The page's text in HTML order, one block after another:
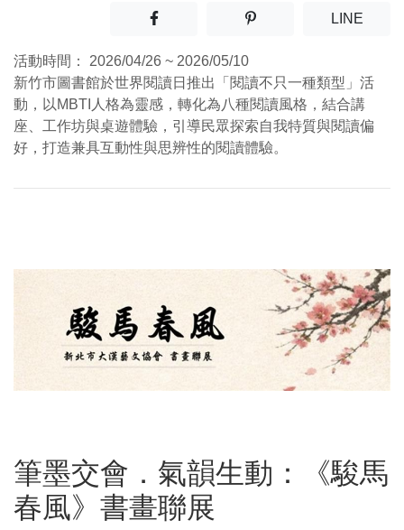
分享至facebook(另開新視窗)
分享至噗浪(另開新視窗)
LINE(另開
活動時間：
2026/04/26 ~ 2026/05/10
新竹市圖書館於世界閱讀日推出「閱讀不只一種類型」活
動，以MBTI人格為靈感，轉化為八種閱讀風格，結合講
座、工作坊與桌遊體驗，引導民眾探索自我特質與閱讀偏
好，打造兼具互動性與思辨性的閱讀體驗。
筆墨交會．氣韻生動：《駿馬
春風》書畫聯展